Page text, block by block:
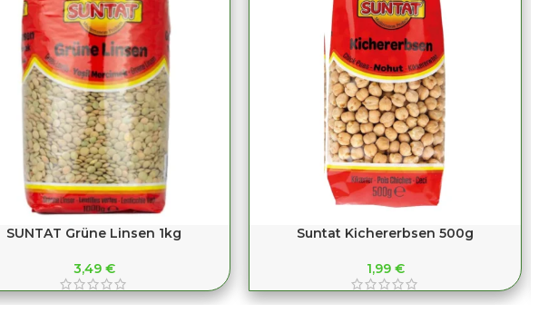
SUNTAT Grüne Linsen 1kg
3,49 €
Suntat Kichererbsen 500g
1,99 €